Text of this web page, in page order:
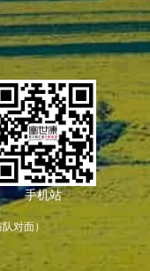
手机站
对面）